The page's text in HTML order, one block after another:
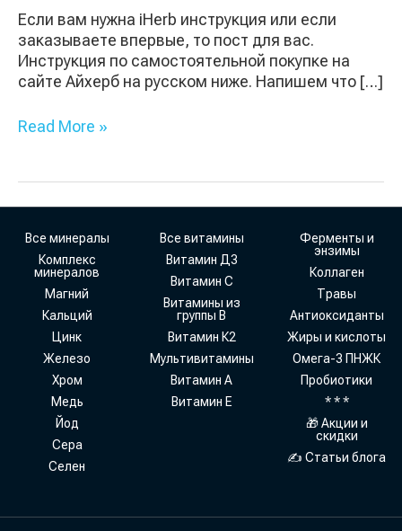
Если вам нужна iHerb инструкция или если
заказываете впервые, то пост для вас.
Инструкция по самостоятельной покупке на
сайте Айхерб на русском ниже. Напишем что […]
разместить
заказ
Read More »
Все минералы
Комплекс
минералов
Магний
Кальций
Цинк
Железо
Хром
Медь
Йод
Сера
Селен
Все витамины
Витамин Д3
Витамин С
Витамины из
группы В
Витамин К2
Мультивитамины
Витамин А
Витамин Е
Ферменты и
энзимы
Коллаген
Травы
Антиоксиданты
Жиры и кислоты
Омега-3 ПНЖК
Пробиотики
* * *
🎁 Акции и
скидки
✍ Статьи блога